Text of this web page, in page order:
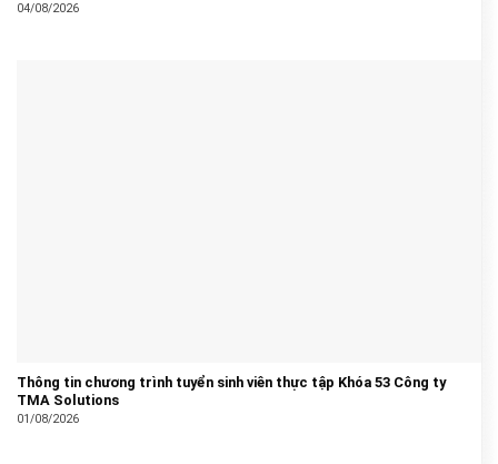
04/08/2026
Thông tin chương trình tuyển sinh viên thực tập Khóa 53 Công ty
TMA Solutions
01/08/2026